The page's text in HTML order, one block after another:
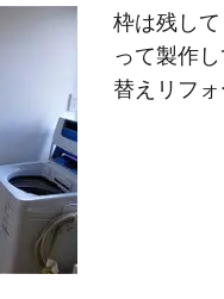
枠は残し
って製作
替えリフォ